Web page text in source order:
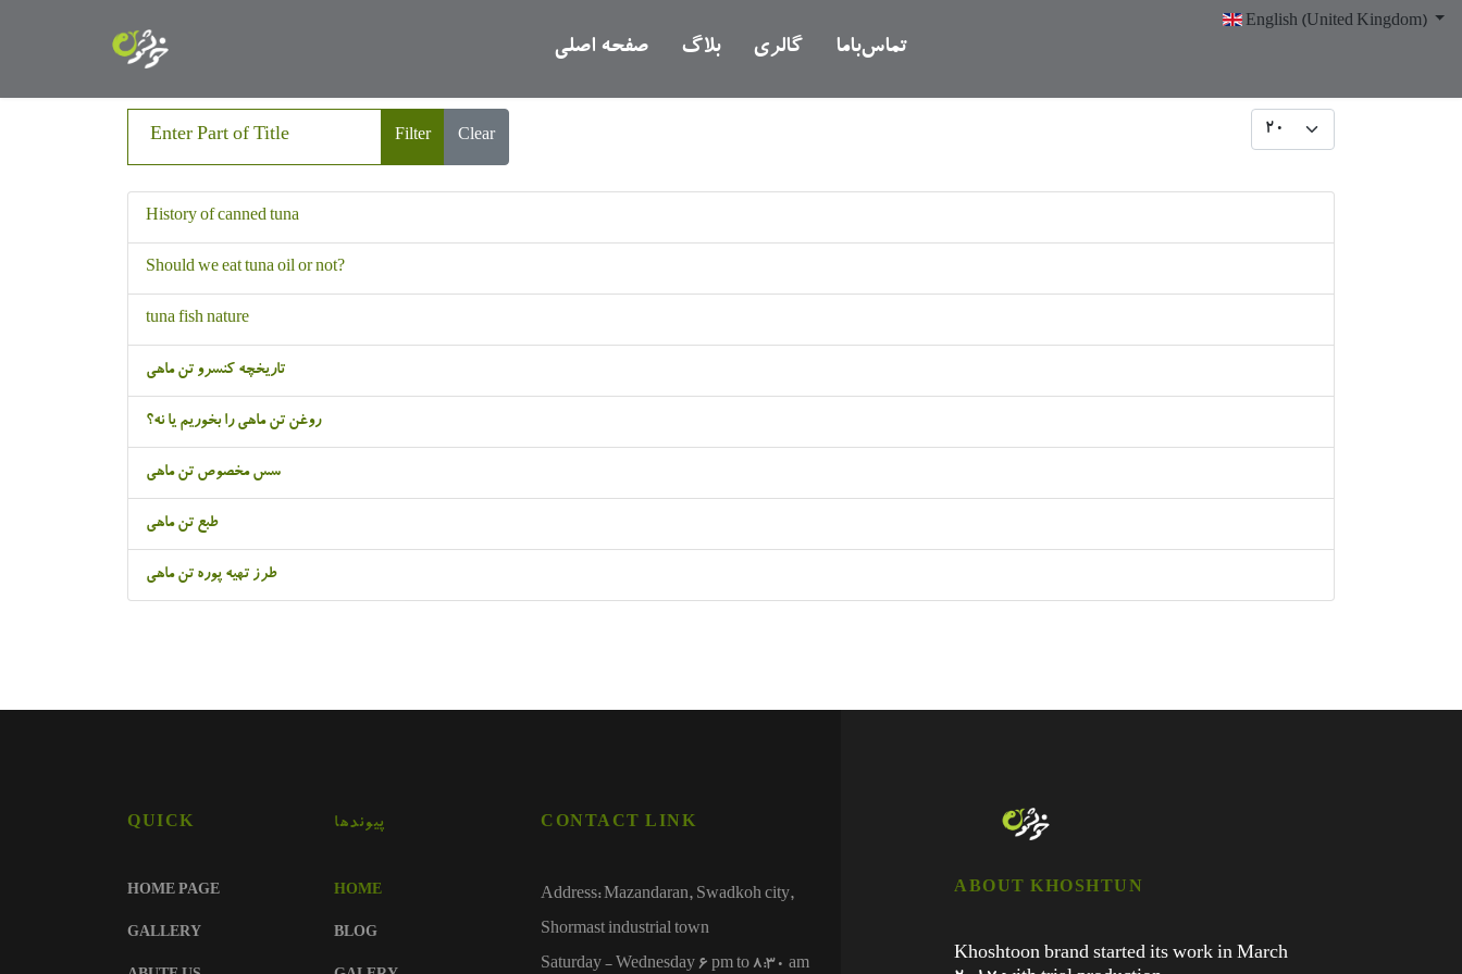
صفحه اصلی بلاگ گالری تماس‌با‌ما
English (United Kingdom)
Enter Part of Title
Filter Clear
Display #
History of canned tuna
Should we eat tuna oil or not?
tuna fish nature
تاریخچه کنسرو تن ماهی
روغن تن ماهی را بخوریم یا نه؟
سس مخصوص تن ماهی
طبع تن ماهی
طرز تهیه پوره تن ماهی
QUICK
HOME PAGE
GALLERY
پیوندها
HOME
BLOG
CONTACT LINK
Address: Mazandaran, Swadkoh city,
Shormast industrial town
Saturday - Wednesday 6 pm to 8:30 am
ABOUT KHOSHTUN
Khoshtoon brand started its work in March